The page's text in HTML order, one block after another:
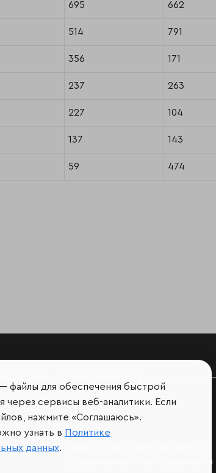
695 662
514 791
356 171
237 263
227 104
137 143
59 474
Ограничение ответственности
файлы для обеспечения быстрой
через сервисы веб-аналитики. Если
нажмите «Соглашаюсь».
узнать в Политике
данных.